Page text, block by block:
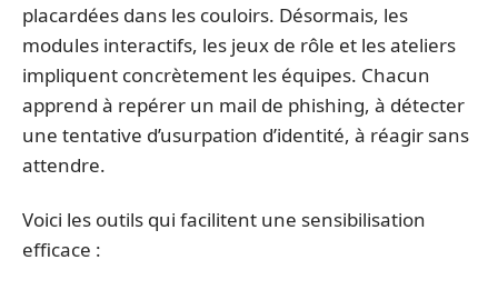
placardées dans les couloirs. Désormais, les
modules interactifs, les jeux de rôle et les ateliers
impliquent concrètement les équipes. Chacun
apprend à repérer un mail de phishing, à détecter
une tentative d’usurpation d’identité, à réagir sans
attendre.
Voici les outils qui facilitent une sensibilisation
efficace :